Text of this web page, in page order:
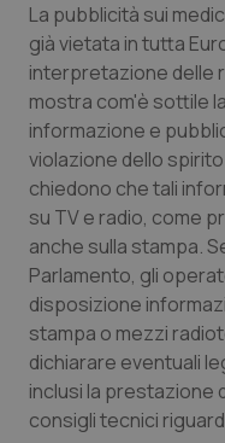
Oncologia &
Psoriasi & pelle
Quotidiano
Quotidiano
Quotidiano
Quotidiano
Rene &
La pubblicità sui
già vietata in tutta
interpretazione delle
mostra com'è sottile
informazione e
violazione dello
chiedono che tali
su TV e radio, come
anche sulla stampa.
Parlamento, gli
disposizione
stampa o mezzi
dichiarare eventuali
inclusi la prestazione
consigli tecnici